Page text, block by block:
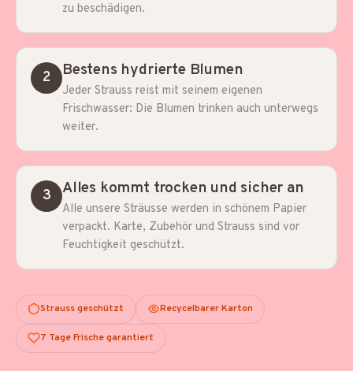
zu beschädigen.
2 Bestens hydrierte Blumen
Jeder Strauss reist mit seinem eigenen
Frischwasser: Die Blumen trinken auch unterwegs
weiter.
3 Alles kommt trocken und sicher an
Alle unsere Sträusse werden in schönem Papier
verpackt. Karte, Zubehör und Strauss sind vor
Feuchtigkeit geschützt.
Strauss geschützt Recycelbarer Karton
7 Tage Frische garantiert